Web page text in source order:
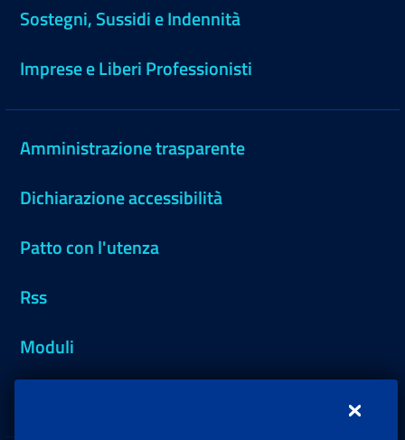
Sostegni, Sussidi e Indennità
Imprese e Liberi Professionisti
Amministrazione trasparente
Dichiarazione accessibilità
Patto con l'utenza
Rss
Moduli